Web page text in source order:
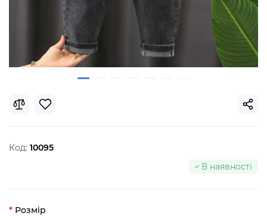
Код: 10095
В наявності
Розмір